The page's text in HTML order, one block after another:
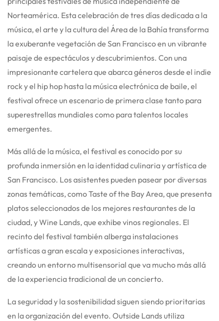
Norteamérica. Esta celebración de tres días dedicada a la
música, el arte y la cultura del Área de la Bahía transforma
la exuberante vegetación de San Francisco en un vibrante
paisaje de espectáculos y descubrimientos. Con una
impresionante cartelera que abarca géneros desde el indie
rock y el hip hop hasta la música electrónica de baile, el
festival ofrece un escenario de primera clase tanto para
superestrellas mundiales como para talentos locales
emergentes.
Más allá de la música, el festival es conocido por su
profunda inmersión en la identidad culinaria y artística de
San Francisco. Los asistentes pueden pasear por diversas
zonas temáticas, como Taste of the Bay Area, que presenta
platos seleccionados de los mejores restaurantes de la
ciudad, y Wine Lands, que exhibe vinos regionales. El
recinto del festival también alberga instalaciones
artísticas a gran escala y exposiciones interactivas,
creando un entorno multisensorial que va mucho más allá
de la experiencia tradicional de un concierto.
La seguridad y la sostenibilidad siguen siendo prioritarias
en la organización del evento. Outside Lands utiliza